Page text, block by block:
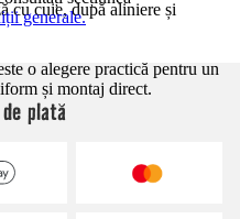
cu cuie, după aliniere și
o alegere practică pentru un
și montaj direct.
generale.
plată